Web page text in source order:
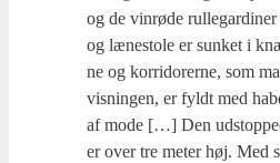
og de vin­rø­de
og læne­sto­le er sun­ket i
ne og kor­ri­do­rer­ne, som
vis­nin­gen, er fyldt med
af mode […] Den
er over tre meter høj. Med